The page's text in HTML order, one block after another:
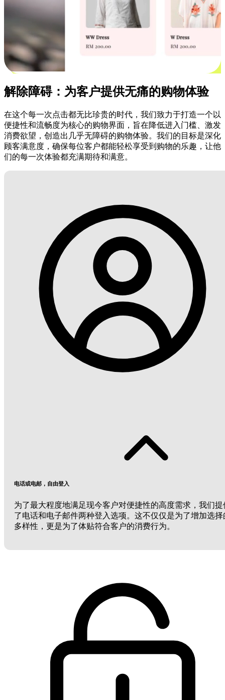
解除障碍：为客户提供无痛的购物体验
在这个每一次点击都无比珍贵的时代，我们致力于打造一个以
便捷性和流畅度为核心的购物界面，旨在降低进入门槛、激发
消费欲望，创造出几乎无障碍的购物体验。我们的目标是深化
顾客满意度，确保每位客户都能轻松享受到购物的乐趣，让他
们的每一次体验都充满期待和满意。
电话或电邮，自由登入
为了最大程度地满足现今客户对便捷性的高度需求，我们提
了电话和电子邮件两种登入选项。这不仅仅是为了增加选择
多样性，更是为了体贴符合客户的消费行为。